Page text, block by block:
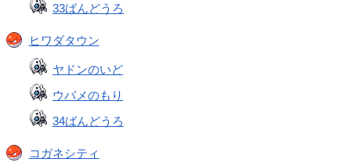
33ばんどうろ
ヒワダタウン
ヤドンのいど
ウバメのもり
34ばんどうろ
コガネシティ